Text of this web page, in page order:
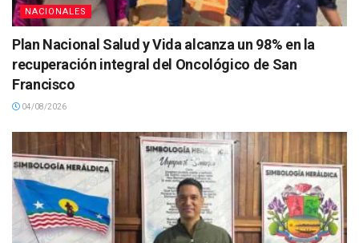
NACIONALES
Plan Nacional Salud y Vida alcanza un 98% en la
recuperación integral del Oncológico de San
Francisco
04/08/2026